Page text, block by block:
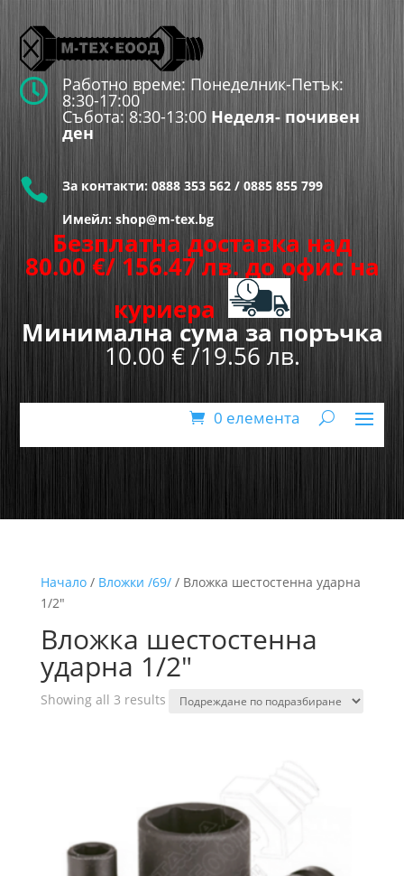
 Работно време: Понеделник-Петък:
8:30-17:00
Събота: 8:30-13:00 Неделя- почивен
ден
 За контакти: 0888 353 562 / 0885 855 799
Имейл: shop@m-tex.bg
Безплатна доставка над
80.00 €/ 156.47 лв. до офис на
куриера
Минимална сума за поръчка
10.00 € /19.56 лв.
0 елемента
Начало/ Вложки /69// Вложка шестостенна ударна
1/2"
Вложка шестостенна
ударна 1/2"
Showing all 3 results